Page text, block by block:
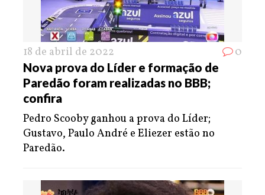
18 de abril de 2022 0
Nova prova do Líder e formação de
Paredão foram realizadas no BBB;
confira
Pedro Scooby ganhou a prova do Líder;
Gustavo, Paulo André e Eliezer estão no
Paredão.